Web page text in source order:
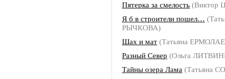
Пятерка за смелость (Виктор
Я б в строители пошел…
РЫЧКОВА)
Шах и мат (Татьяна
Разный Север (Ольга
Тайны озера Лама (Татьяна